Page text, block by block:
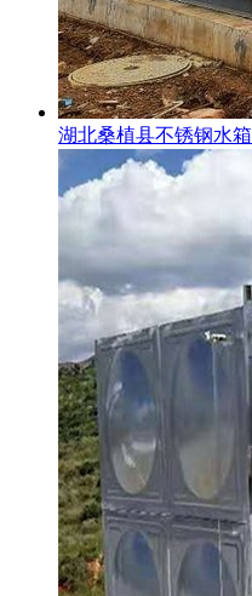
湖北桑植县不锈钢水箱